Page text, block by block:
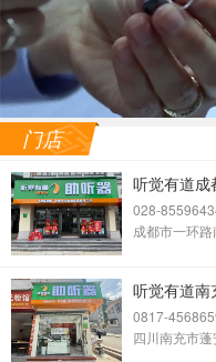
门店
听觉有道成
028-
成都市一环路
听觉有道南
0817-
四川南充市蓬